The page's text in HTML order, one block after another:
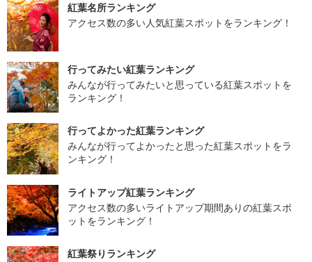
紅葉名所ランキング
アクセス数の多い人気紅葉スポットをランキング！
行ってみたい紅葉ランキング
みんなが行ってみたいと思っている紅葉スポットを
ランキング！
行ってよかった紅葉ランキング
みんなが行ってよかったと思った紅葉スポットをラ
ンキング！
ライトアップ紅葉ランキング
アクセス数の多いライトアップ期間ありの紅葉スポ
ットをランキング！
紅葉祭りランキング